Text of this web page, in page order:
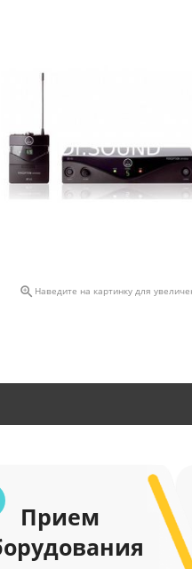
 Наведите на картинку для
Прием